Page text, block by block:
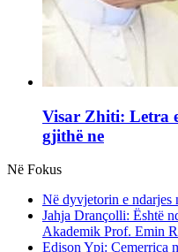
Visar Zhiti: Letra
gjithë ne
Në Fokus
Në dyvjetorin e ndarjes
Jahja Drançolli: Është
Akademik Prof. Emin
Edison Ypi: Çemerrica